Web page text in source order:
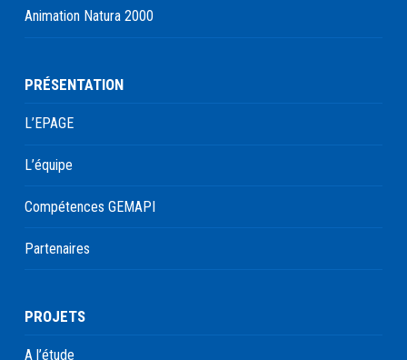
Animation Natura 2000
PRÉSENTATION
L’EPAGE
L’équipe
Compétences GEMAPI
Partenaires
PROJETS
A l’étude